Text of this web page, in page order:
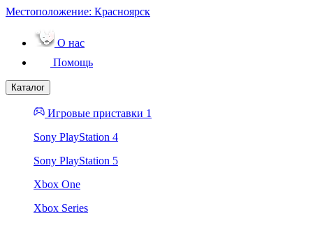
Местоположение: Красноярск
О нас
Помощь
Каталог
Игровые приставки 1
Sony PlayStation 4
Sony PlayStation 5
Xbox One
Xbox Series